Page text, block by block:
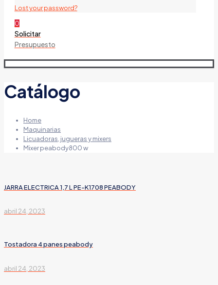
Lost your password?
0
Solicitar
Presupuesto
Catálogo
Home
Maquinarias
Licuadoras, jugueras y mixers
Mixer peabody800 w
JARRA ELECTRICA 1,7 L PE-K1708 PEABODY
abril 24, 2023
Tostadora 4 panes peabody
abril 24, 2023